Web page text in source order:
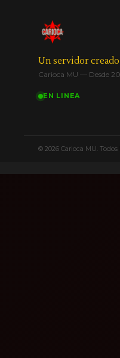
Un servidor
Carioca MU — Desde
EN LINEA
© 2026 Carioca MU.